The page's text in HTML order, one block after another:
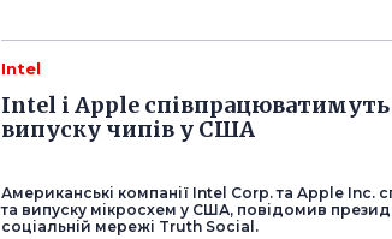
Intel
Intel і Apple співпрацюватимуть
випуску чипів у США
Американські компанії Intel Corp. та Apple Inc.
та випуску мікросхем у США, повідомив
соціальній мережі Truth Social.